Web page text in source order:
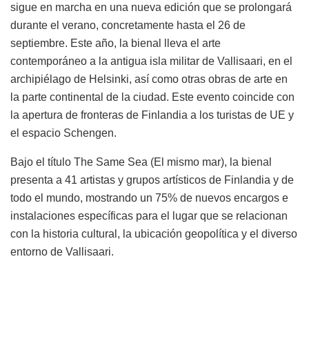
sigue en marcha en una nueva edición que se prolongará
durante el verano, concretamente hasta el 26 de
septiembre. Este año, la bienal lleva el arte
contemporáneo a la antigua isla militar de Vallisaari, en el
archipiélago de Helsinki, así como otras obras de arte en
la parte continental de la ciudad. Este evento coincide con
la apertura de fronteras de Finlandia a los turistas de UE y
el espacio Schengen.
Bajo el título The Same Sea (El mismo mar), la bienal
presenta a 41 artistas y grupos artísticos de Finlandia y de
todo el mundo, mostrando un 75% de nuevos encargos e
instalaciones específicas para el lugar que se relacionan
con la historia cultural, la ubicación geopolítica y el diverso
entorno de Vallisaari.